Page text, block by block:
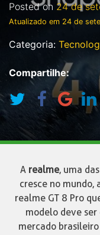
Posted on 24 de
Atualizado em 24 de
Categoria:
Compartilhe:
A realme, uma
cresce no mundo,
realme GT 8 Pro
modelo deve
mercado